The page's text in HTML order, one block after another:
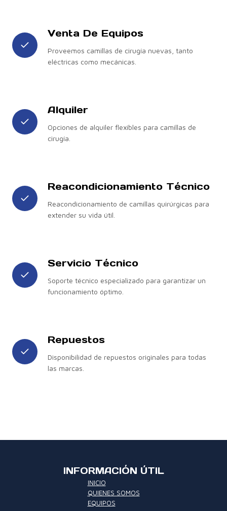
Venta De Equipos
Proveemos camillas de cirugía nuevas, tanto
eléctricas como mecánicas.
Alquiler
Opciones de alquiler flexibles para camillas de
cirugía.
Reacondicionamiento Técnico
Reacondicionamiento de camillas quirúrgicas para
extender su vida útil.
Servicio Técnico
Soporte técnico especializado para garantizar un
funcionamiento óptimo.
Repuestos
Disponibilidad de repuestos originales para todas
las marcas.
INFORMACIÓN ÚTIL
INICIO
QUIENES SOMOS
EQUIPOS